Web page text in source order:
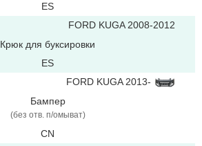
ES
FORD KUGA 2008-2012
Крюк для буксировки
ES
FORD KUGA 2013-
Бампер
(без отв. п/омыват)
CN